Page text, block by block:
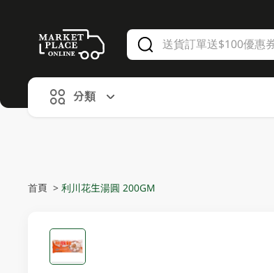
alid Until 30 June 2026
分類
首頁 > 利川花生湯圓 200GM